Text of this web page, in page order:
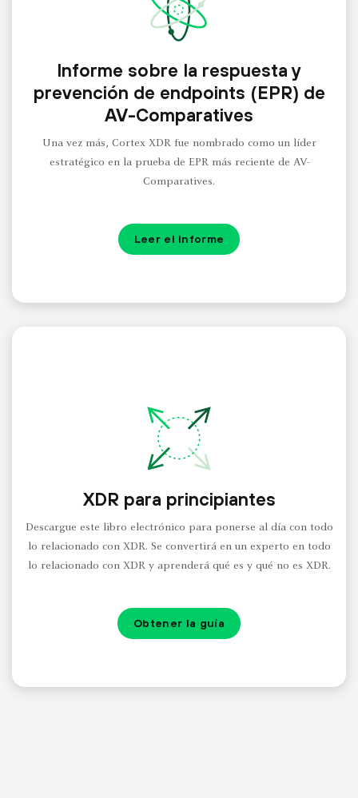
Informe sobre la respuesta y
prevención de endpoints (EPR) de
AV-Comparatives
Una vez más, Cortex XDR fue nombrado como un líder
estratégico en la prueba de EPR más reciente de AV-
Comparatives.
Leer el informe
XDR para principiantes
Descargue este libro electrónico para ponerse al día con todo
lo relacionado con XDR. Se convertirá en un experto en todo
lo relacionado con XDR y aprenderá qué es y qué no es XDR.
Obtener la guía